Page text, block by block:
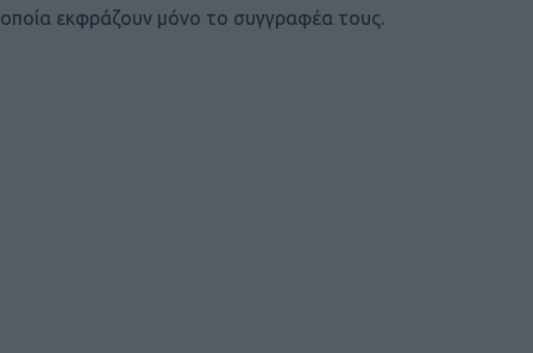
οποία εκφράζουν μόνο το συγγραφέα τους.